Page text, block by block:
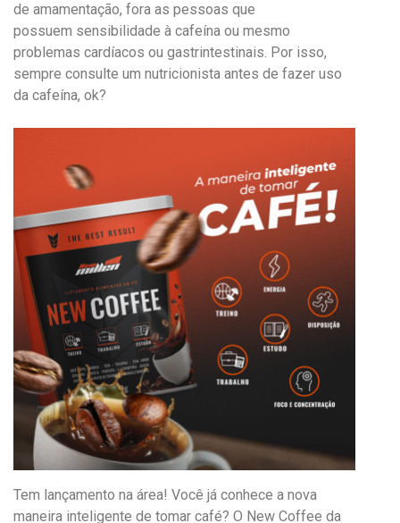
de amamentação, fora as pessoas que
possuem sensibilidade à cafeína ou mesmo
problemas cardíacos ou gastrintestinais. Por isso,
sempre consulte um nutricionista antes de fazer uso
da cafeína, ok?
Tem lançamento na área! Você já conhece a nova
maneira inteligente de tomar café? O New Coffee da